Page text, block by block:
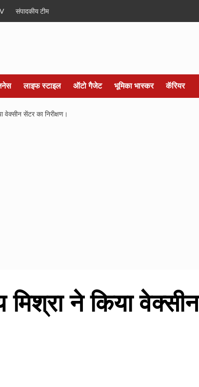
संपादकीय टीम
लाइफ स्टाइल ऑटो गैजेट भूमिका भास्कर कॅरियर
वेक्सीन सेंटर का निरीक्षण।
ने किया वेक्सीन